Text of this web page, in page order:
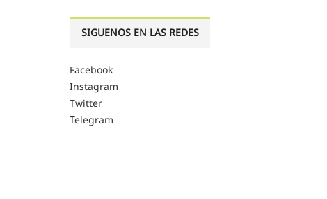
SIGUENOS EN LAS REDES
Facebook
Instagram
Twitter
Telegram